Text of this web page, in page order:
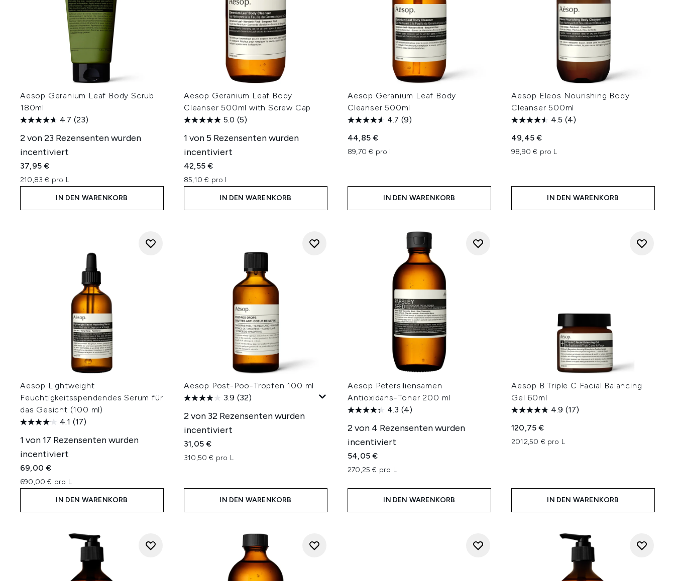
Aesop Geranium Leaf Body Scrub
180ml
4.7 (23)
2 von 23 Rezensenten wurden
incentiviert
37,95 €
210,83 € pro L
IN DEN WARENKORB
Aesop Geranium Leaf Body
Cleanser 500ml with Screw Cap
5.0 (5)
1 von 5 Rezensenten wurden
incentiviert
42,55 €
85,10 € pro l
IN DEN WARENKORB
Aesop Geranium Leaf Body
Cleanser 500ml
4.7 (9)
44,85 €
89,70 € pro l
IN DEN WARENKORB
Aesop Eleos Nourishing Body
Cleanser 500ml
4.5 (4)
49,45 €
98,90 € pro L
IN DEN WARENKORB
Aesop Lightweight
Feuchtigkeitsspendendes Serum für
das Gesicht (100 ml)
4.1 (17)
1 von 17 Rezensenten wurden
incentiviert
69,00 €
690,00 € pro L
IN DEN WARENKORB
Aesop Post-Poo-Tropfen 100 ml
3.9 (32)
2 von 32 Rezensenten wurden
incentiviert
31,05 €
310,50 € pro L
IN DEN WARENKORB
Aesop Petersiliensamen
Antioxidans-Toner 200 ml
4.3 (4)
2 von 4 Rezensenten wurden
incentiviert
54,05 €
270,25 € pro L
IN DEN WARENKORB
Aesop B Triple C Facial Balancing
Gel 60ml
4.9 (17)
120,75 €
2012,50 € pro L
IN DEN WARENKORB